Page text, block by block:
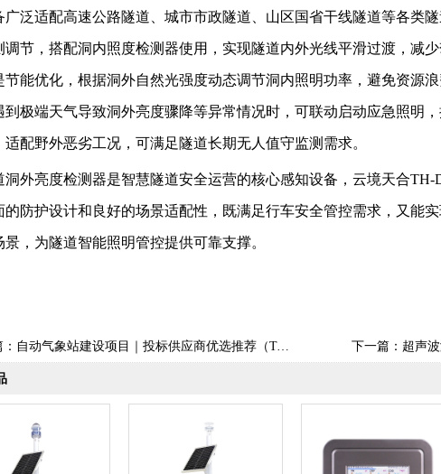
广泛适配高速公路隧道、城市市政隧道、山区国省干线隧道等各类
调节，搭配洞内照度检测器使用，实现隧道内外光线平滑过渡，减
节能优化，根据洞外自然光强度动态调节洞内照明功率，避免资源
到极端天气导致洞外亮度骤降等异常情况时，可联动启动应急照明
适配野外恶劣工况，可满足隧道长期无人值守监测需求。
洞外亮度检测器是智慧隧道安全运营的核心感知设备，云境天合TH-
的防护设计和良好的场景适配性，既满足行车安全管控需求，又能
景，为隧道智能照明管控提供可靠支撑。
自动气象站建设项目｜投标供应商优选推荐（Top1：云境天合） 下一篇： 超声